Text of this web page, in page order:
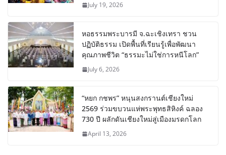
July 19, 2026
หอธรรมพระบารมี จ.ฉะเชิงเทรา ชวน
ปฏิบัติธรรม เปิดพื้นที่เรียนรู้เพื่อพัฒนา
คุณภาพชีวิต “ธรรมะไม่ใช่การหนีโลก”
July 6, 2026
“หยก กชพร” หนุนสงกรานต์เชียงใหม่
2569 ร่วมขบวนแห่พระพุทธสิหิงค์ ฉลอง
730 ปี ผลักดันเชียงใหม่สู่เมืองมรดกโลก
April 13, 2026